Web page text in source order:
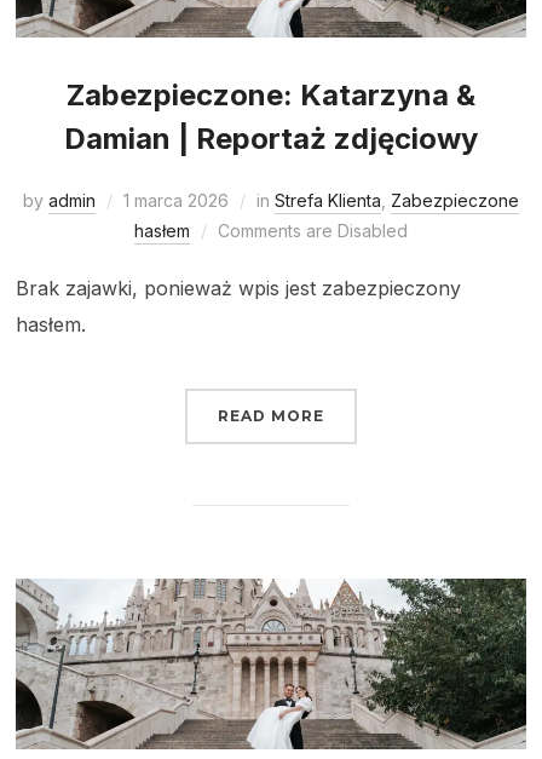
Zabezpieczone: Katarzyna &
Damian | Reportaż zdjęciowy
by admin 1 marca 2026 in Strefa Klienta Zabezpieczone
hasłem
Comments are Disabled
Brak zajawki, ponieważ wpis jest zabezpieczony
hasłem.
READ MORE